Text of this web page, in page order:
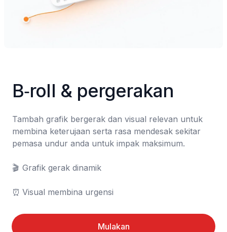
B‑roll & pergerakan
Tambah grafik bergerak dan visual relevan untuk
membina keterujaan serta rasa mendesak sekitar
pemasa undur anda untuk impak maksimum.
🎬	Grafik gerak dinamik
⏰	Visual membina urgensi
Mulakan